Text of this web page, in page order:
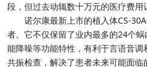
段，但过去动辄数十万元的医疗费用
诺尔康最新上市的植入体CS-
者。它不仅保留了业内最多的24个
能降噪等功能特性，有利于言语音
共振检查，解决了患者未来可能面临